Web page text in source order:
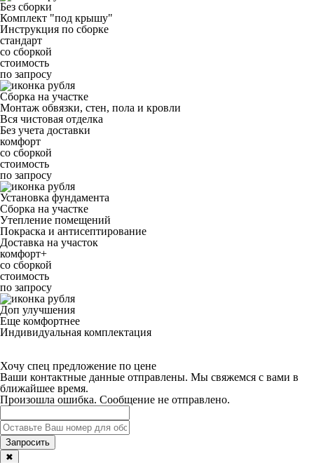
Без сборки
Комплект "под крышу"
Инструкция по сборке
стандарт
со сборкой
стоимость
по запросу
Сборка на участке
Монтаж обвязки, стен, пола и кровли
Вся чистовая отделка
Без учета доставки
комфорт
со сборкой
стоимость
по запросу
Установка фундамента
Сборка на участке
Утепление помещений
Покраска и антисептирование
Доставка на участок
комфорт+
со сборкой
стоимость
по запросу
Доп улучшения
Еще комфортнее
Индивидуальная комплектация
Хочу спец предложение по цене
Ваши контактные данные отправлены. Мы свяжемся с вами в
ближайшее время.
Произошла ошибка. Сообщение не отправлено.
✖